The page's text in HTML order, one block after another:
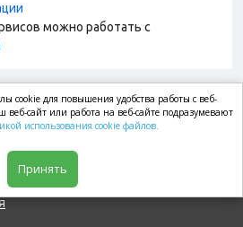
можно работать с
cookie для повышения удобства работы с веб-
веб-сайт или работа на веб-сайте подразумевают
использования cookie файлов.
Принять